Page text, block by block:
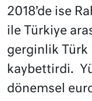
2018’de ise
ile Türkiye
gerginlik Türk
kaybettirdi.
dönemsel